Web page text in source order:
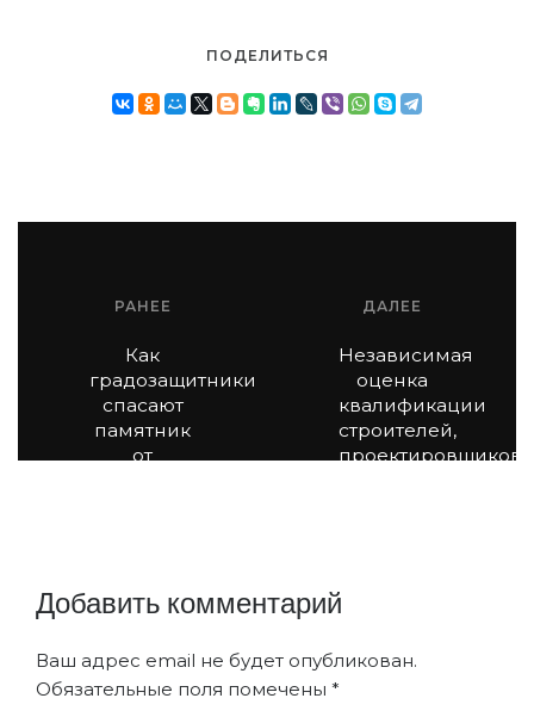
ПОДЕЛИТЬСЯ
РАНЕЕ
Как
градозащитники
спасают
памятник
от
ДАЛЕЕ
Независимая
оценка
квалификации
строителей,
проектировщиков
Добавить комментарий
Ваш адрес email не будет опубликован.
Обязательные поля помечены *